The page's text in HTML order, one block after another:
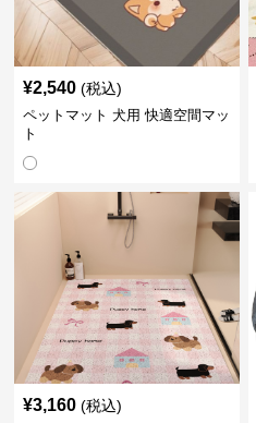
¥2,540 (税込)
ペットマット 犬用 快適空間マッ
ト
¥3,160 (税込)